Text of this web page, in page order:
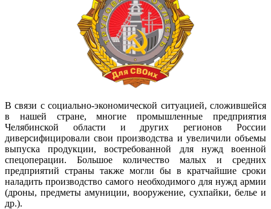
В связи с социально-экономической ситуацией, сложившейся
в нашей стране, многие промышленные предприятия
Челябинской области и других регионов России
диверсифицировали свои производства и увеличили объемы
выпуска продукции, востребованной для нужд военной
спецоперации. Большое количество малых и средних
предприятий страны также могли бы в кратчайшие сроки
наладить производство самого необходимого для нужд армии
(дроны, предметы амуниции, вооружение, сухпайки, белье и
др.).